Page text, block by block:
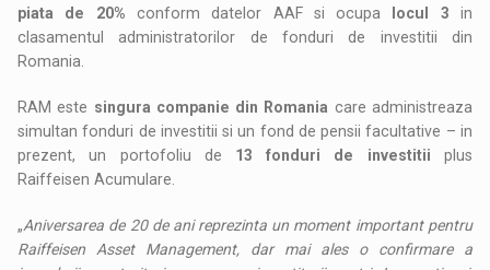
piata de 20% conform datelor AAF si ocupa locul 3 in
clasamentul administratorilor de fonduri de investitii din
Romania.
RAM este singura companie din Romania care administreaza
simultan fonduri de investitii si un fond de pensii facultative – in
prezent, un portofoliu de 13 fonduri de investitii plus
Raiffeisen Acumulare.
„Aniversarea de 20 de ani reprezinta un moment important pentru
Raiffeisen Asset Management, dar mai ales o confirmare a